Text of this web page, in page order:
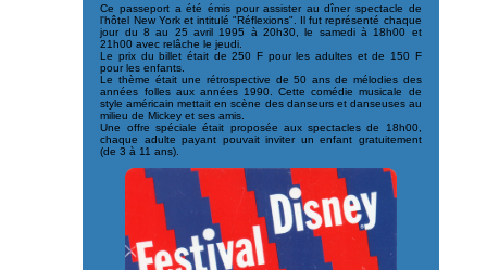
Ce passeport a été émis pour assister au dîner spectacle de
l'hôtel New York et intitulé "Réflexions". Il fut représenté chaque
jour du 8 au 25 avril 1995 à 20h30, le samedi à 18h00 et
21h00 avec relâche le jeudi.
Le prix du billet était de 250 F pour les adultes et de 150 F
pour les enfants.
Le thème était une rétrospective de 50 ans de mélodies des
années folles aux années 1990. Cette comédie musicale de
style américain mettait en scène des danseurs et danseuses au
milieu de Mickey et ses amis.
Une offre spéciale était proposée aux spectacles de 18h00,
chaque adulte payant pouvait inviter un enfant gratuitement
(de 3 à 11 ans).